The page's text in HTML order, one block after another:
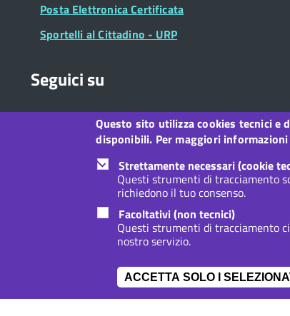
Posta Elettronica Certificata
Sportelli al Cittadino - URP
Seguici su
Collegamento
Facebook
Collegamento
a
Twitter
Collegamento
a
Instagram
Collegamento
a
LinkedIn
Collegamento
a
You
Tube
Collegamento
a
Telegram
a
Redazione web Privacy Note legali
Questo sito utilizza cookies tecnici e
disponibili. Per maggiori
Strettamente necessari (cookie
Questi strumenti di tracciamento
richiedono il tuo consenso.
Facoltativi (non tecnici)
Questi strumenti di tracciamento
nostro servizio.
ACCETTA SOLO I